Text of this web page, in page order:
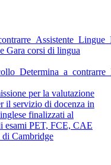
Gara corsi di lingua
per la valutazione
il servizio di docenza in
finalizzati al
esami PET, FCE, CAE
di Cambridge